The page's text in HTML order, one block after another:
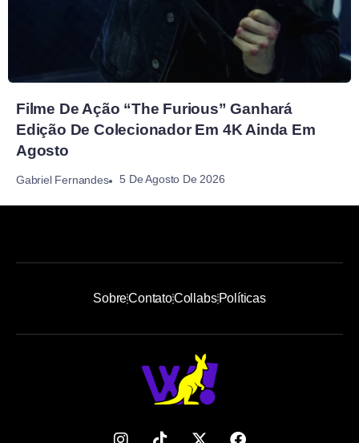
Filme De Ação “The Furious” Ganhará
Edição De Colecionador Em 4K Ainda Em
Agosto
Gabriel Fernandes 5 De Agosto De 2026
SobreContatoCollabsPolíticas